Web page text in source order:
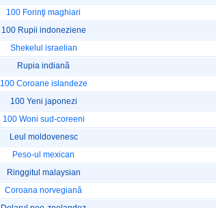
100 Forinţi maghiari
100 Rupii indoneziene
Shekelul israelian
Rupia indiană
100 Coroane islandeze
100 Yeni japonezi
100 Woni sud-coreeni
Leul moldovenesc
Peso-ul mexican
Ringgitul malaysian
Coroana norvegiană